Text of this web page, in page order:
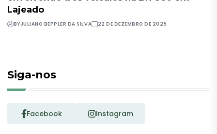
Lajeado
BYJULIANO BEPPLER DA SILVA 22 DE DEZEMBRO DE 2025
Siga-nos
Facebook Instagram